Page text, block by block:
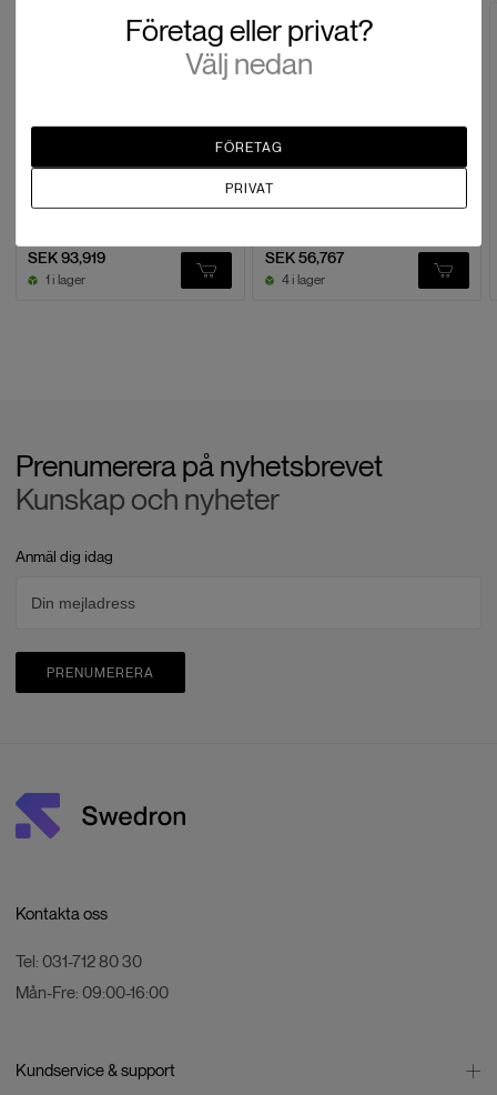
LÄMNA EN RECENSION
Parrot
SEK 93,919
1 i lager
SEK 56,767
4 i lager
Företag eller privat?
Välj nedan
FÖRETAG
PRIVAT
Prenumerera på nyhetsbrevet
Kunskap och nyheter
Anmäl dig idag
PRENUMERERA
Kontakta oss
Tel: 031-712 80 30
Mån-Fre: 09:00-16:00
Kundservice & support